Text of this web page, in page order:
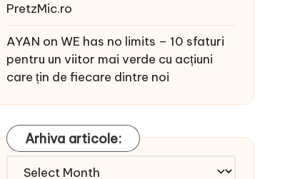
PretzMic.ro
AYAN on WE has no limits – 10 sfaturi
pentru un viitor mai verde cu acțiuni
care țin de fiecare dintre noi
Arhiva articole:
Arhiva